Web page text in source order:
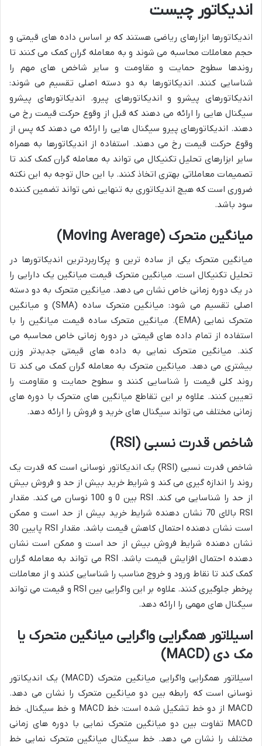
اندیکاتور چیست
اندیکاتورها ابزارهای ریاضی هستند که بر اساس داده های قیمتی و
حجم معاملات محاسبه می شوند و به معامله گران کمک می کنند تا
روندها سطوح حمایت و مقاومت و سایر شاخص های مهم را
شناسایی کنند. اندیکاتورها به دو دسته اصلی تقسیم می شوند:
اندیکاتورهای پیشرو و اندیکاتورهای پیرو. اندیکاتورهای پیشرو
سیگنال هایی را ارائه می دهند که قبل از وقوع حرکت قیمت رخ می
دهند. اندیکاتورهای پیرو سیگنال هایی را ارائه می دهند که پس از
وقوع حرکت قیمت رخ می دهند. استفاده از اندیکاتورها به همراه
سایر ابزارهای تحلیل تکنیکال می تواند به معامله گران کمک کند تا
تصمیمات معاملاتی بهتری اتخاذ کنند. با این حال توجه به این نکته
ضروری است که هیچ اندیکاتوری به تنهایی نمی تواند تضمین کننده
سود باشد.
میانگین متحرک (Moving Average)
میانگین متحرک یکی از ساده ترین و پرکاربردترین اندیکاتورها در
تحلیل تکنیکال است. میانگین متحرک قیمت میانگین یک دارایی را
در یک دوره زمانی خاص نشان می دهد. میانگین متحرک به دو دسته
اصلی تقسیم می شود: میانگین متحرک ساده (SMA) و میانگین
متحرک نمایی (EMA). میانگین متحرک ساده قیمت میانگین را با
استفاده از تمام داده های قیمتی در دوره زمانی خاص محاسبه می
کند. میانگین متحرک نمایی به داده های قیمتی جدیدتر وزن
بیشتری می دهد. میانگین متحرک به معامله گران کمک می کند تا
روند کلی قیمت را شناسایی کنند و سطوح حمایت و مقاومت را
تعیین کنند. علاوه بر این تقاطع میانگین های متحرک با دوره های
زمانی مختلف می تواند سیگنال های خرید و فروش را ارائه دهد.
شاخص قدرت نسبی (RSI)
شاخص قدرت نسبی (RSI) یک اندیکاتور نوسانی است که قدرت یک
روند را اندازه گیری می کند و شرایط خرید بیش از حد و فروش بیش
از حد را شناسایی می کند. RSI بین 0 و 100 نوسان می کند. مقدار
RSI بالای 70 نشان دهنده شرایط خرید بیش از حد است و ممکن
است نشان دهنده احتمال کاهش قیمت باشد. مقدار RSI پایین 30
نشان دهنده شرایط فروش بیش از حد است و ممکن است نشان
دهنده احتمال افزایش قیمت باشد. RSI می تواند به معامله گران
کمک کند تا نقاط ورود و خروج مناسب را شناسایی کنند و از معاملات
پرخطر جلوگیری کنند. علاوه بر این واگرایی بین RSI و قیمت می تواند
سیگنال های مهمی را ارائه دهد.
اسیلاتور همگرایی واگرایی میانگین متحرک یا
مک دی (MACD)
اسیلاتور همگرایی واگرایی میانگین متحرک (MACD) یک اندیکاتور
نوسانی است که رابطه بین دو میانگین متحرک را نشان می دهد.
MACD از دو خط تشکیل شده است: خط MACD و خط سیگنال. خط
MACD تفاوت بین دو میانگین متحرک نمایی با دوره های زمانی
مختلف را نشان می دهد. خط سیگنال میانگین متحرک نمایی خط